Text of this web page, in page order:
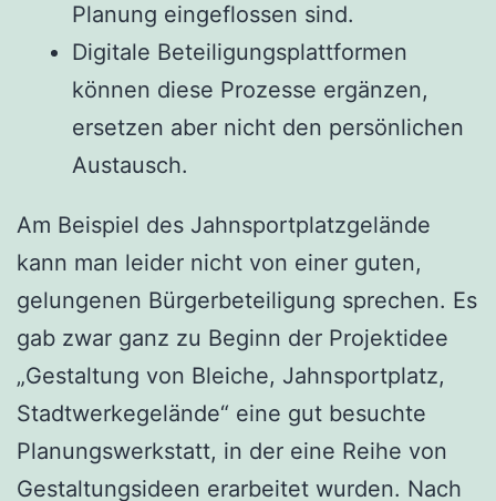
Planung eingeflossen sind.
Digitale Beteiligungsplattformen
können diese Prozesse ergänzen,
ersetzen aber nicht den persönlichen
Austausch.
Am Beispiel des Jahnsportplatzgelände
kann man leider nicht von einer guten,
gelungenen Bürgerbeteiligung sprechen. Es
gab zwar ganz zu Beginn der Projektidee
„Gestaltung von Bleiche, Jahnsportplatz,
Stadtwerkegelände“ eine gut besuchte
Planungswerkstatt, in der eine Reihe von
Gestaltungsideen erarbeitet wurden. Nach